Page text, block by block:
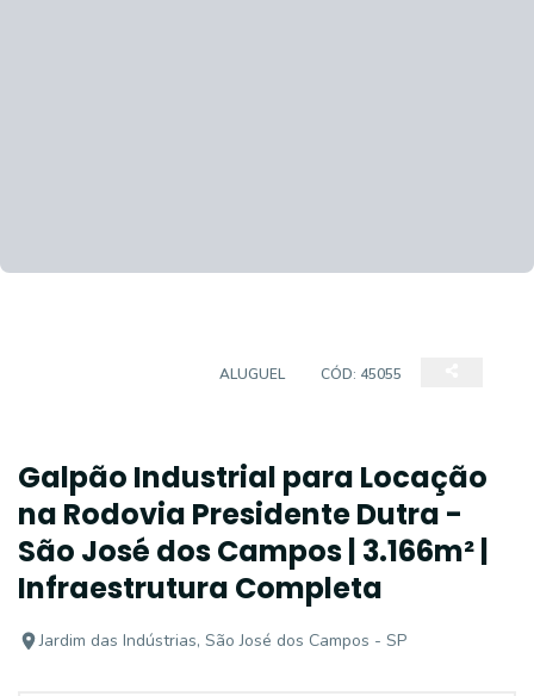
ALUGUEL CÓD: 45055
Galpão Industrial para Locação
na Rodovia Presidente Dutra -
São José dos Campos | 3.166m² |
Infraestrutura Completa
Jardim das Indústrias, São José dos Campos - SP